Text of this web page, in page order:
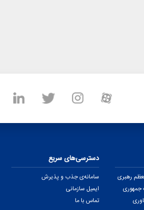
رهبری
جمهوری
دسترسی‌های سریع
سامانه‌ی جذب و پذیرش
ایمیل سازمانی
تماس با ما